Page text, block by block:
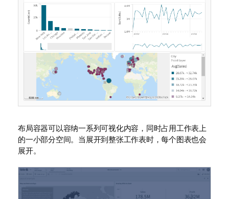
布局容器可以容纳一系列可视化内容，同时占用工作表上
的一小部分空间。当展开到整张工作表时，每个图表也会
展开。